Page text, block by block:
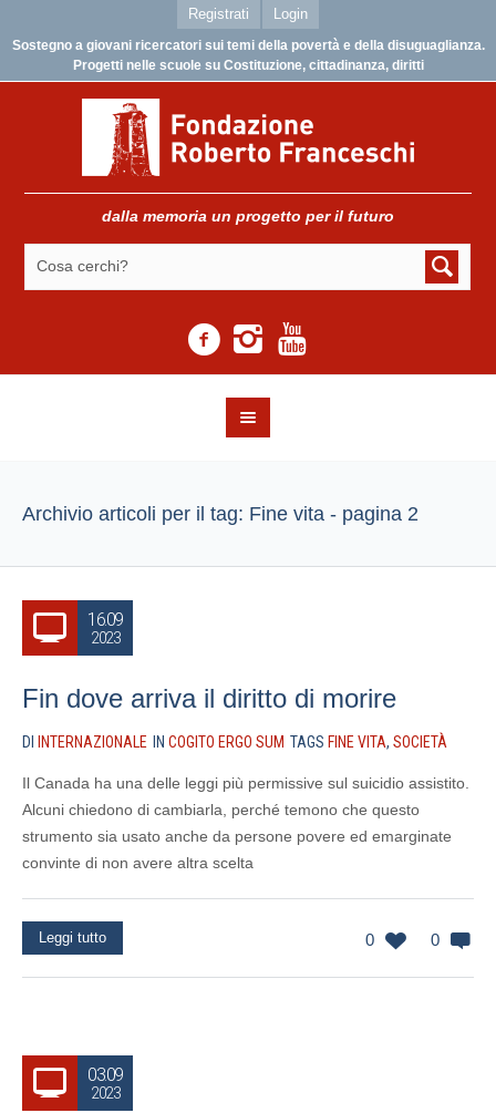
Registrati Login
Sostegno a giovani ricercatori sui temi della povertà e della disuguaglianza.
Progetti nelle scuole su Costituzione, cittadinanza, diritti
dalla memoria un progetto per il futuro
Archivio articoli per il tag: Fine vita - pagina 2
16.09
2023
Fin dove arriva il diritto di morire
DI INTERNAZIONALE IN COGITO ERGO SUM TAGS FINE VITA, SOCIETÀ
Il Canada ha una delle leggi più permissive sul suicidio assistito.
Alcuni chiedono di cambiarla, perché temono che questo
strumento sia usato anche da persone povere ed emarginate
convinte di non avere altra scelta
0 0
Leggi tutto
03.09
2023